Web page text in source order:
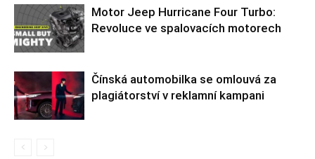
Motor Jeep Hurricane Four Turbo:
Revoluce ve spalovacích motorech
Čínská automobilka se omlouvá za
plagiátorství v reklamní kampani